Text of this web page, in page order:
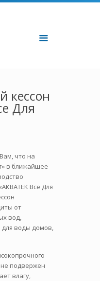
кессон
Для
что на
в ближайшее
Все Для
от
вод,
для воды домов,
подвержен
влагу,